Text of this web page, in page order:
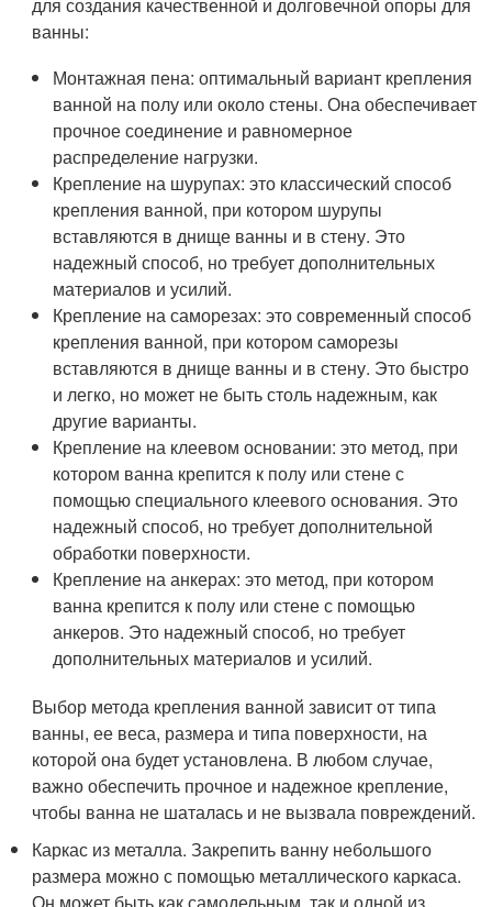
ванны:
Монтажная пена: оптимальный вариант крепления
ванной на полу или около стены. Она обеспечивает
прочное соединение и равномерное
распределение нагрузки.
Крепление на шурупах: это классический способ
крепления ванной, при котором шурупы
вставляются в днище ванны и в стену. Это
надежный способ, но требует дополнительных
материалов и усилий.
Крепление на саморезах: это современный способ
крепления ванной, при котором саморезы
вставляются в днище ванны и в стену. Это быстро
и легко, но может не быть столь надежным, как
другие варианты.
Крепление на клеевом основании: это метод, при
котором ванна крепится к полу или стене с
помощью специального клеевого основания. Это
надежный способ, но требует дополнительной
обработки поверхности.
Крепление на анкерах: это метод, при котором
ванна крепится к полу или стене с помощью
анкеров. Это надежный способ, но требует
дополнительных материалов и усилий.
Выбор метода крепления ванной зависит от типа
ванны, ее веса, размера и типа поверхности, на
которой она будет установлена. В любом случае,
важно обеспечить прочное и надежное крепление,
чтобы ванна не шаталась и не вызвала повреждений.
Каркас из металла. Закрепить ванну небольшого
размера можно с помощью металлического каркаса.